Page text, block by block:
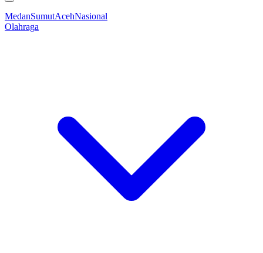
MedanSumutAcehNasional
Olahraga